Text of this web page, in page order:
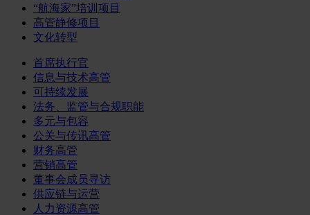
“航海家”培训项目
高管静修项目
文化转型
首席执行官
信息与技术高管
可持续发展
法务、监管与合规职能
多元与包容
公关与传讯高管
财务高管
营销高管
董事会成员寻访
供应链与运营
人力资源高管